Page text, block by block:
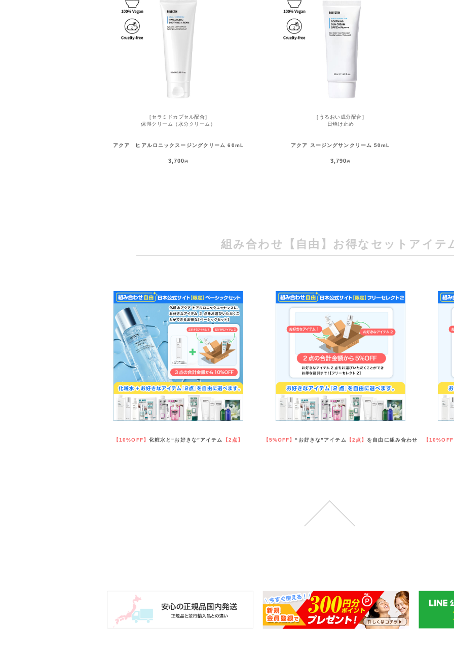
［セラミドカプセル配合］
保湿クリーム（水分クリーム）
アクア ヒアルロニックスージングクリーム 60mL
3,700円
［うるおい成分配合］
日焼け止め
アクア スージングサンクリーム 50mL
3,790円
組み合わせ【自由】お得なセットアイテ
【10%OFF】 化粧水と“お好きな”アイテム 【2点】 【5%OFF】“お好きな”アイテム 【2点】 を自由に組み合わせ 【